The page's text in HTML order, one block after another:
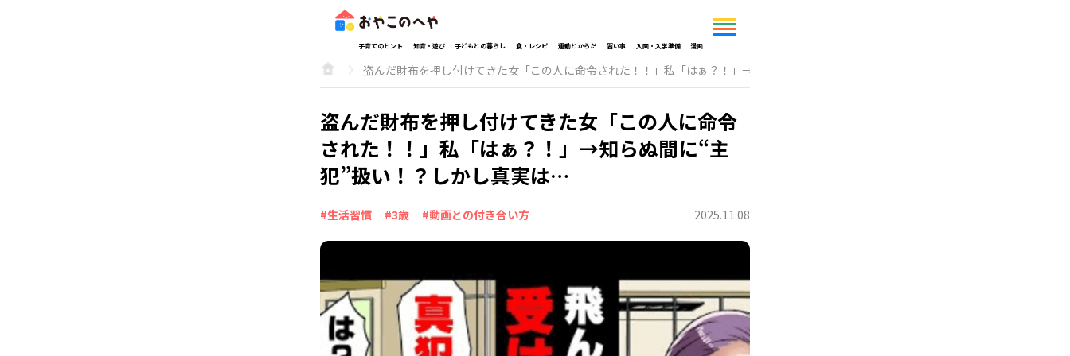
子育てのヒント 知育・遊び 子どもとの暮らし 食・レシピ 運動とからだ 習い事 入園・入学準備 漫画
盗んだ財布を押し付けてきた女「この人に命令された！！」私「はぁ？！」→知らぬ間に“主犯”扱い！？しかし真実は…
盗んだ財布を押し付けてきた女「この人に命令
された！！」私「はぁ？！」→知らぬ間に“主
犯”扱い！？しかし真実は…
#生活習慣 #3歳 #動画との付き合い方 2025.11.08